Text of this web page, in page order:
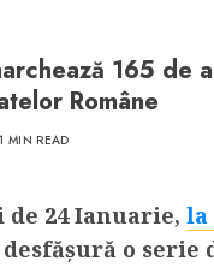
165 de
Române
1 MIN READ
de 24 Ianuarie, la
o serie